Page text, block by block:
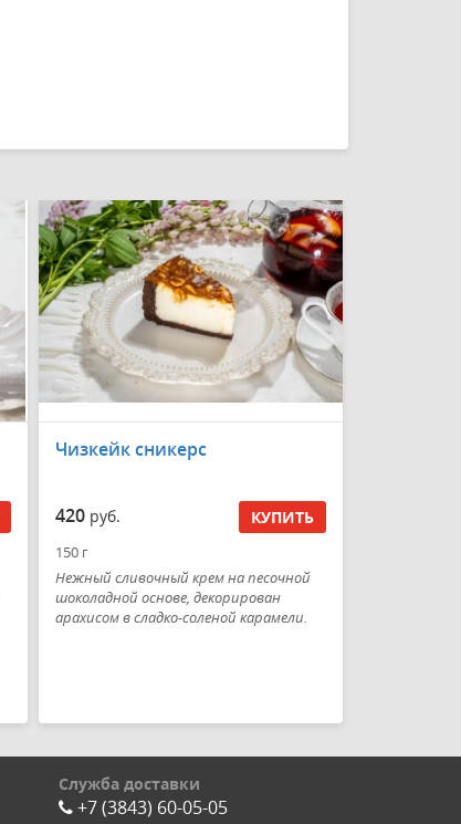
Чизкейк сникерс
420 руб. КУПИТЬ
150 г
Нежный сливочный крем на песочной
шоколадной основе, декорирован
арахисом в сладко-соленой карамели.
Служба доставки
+7 (3843) 60-05-05